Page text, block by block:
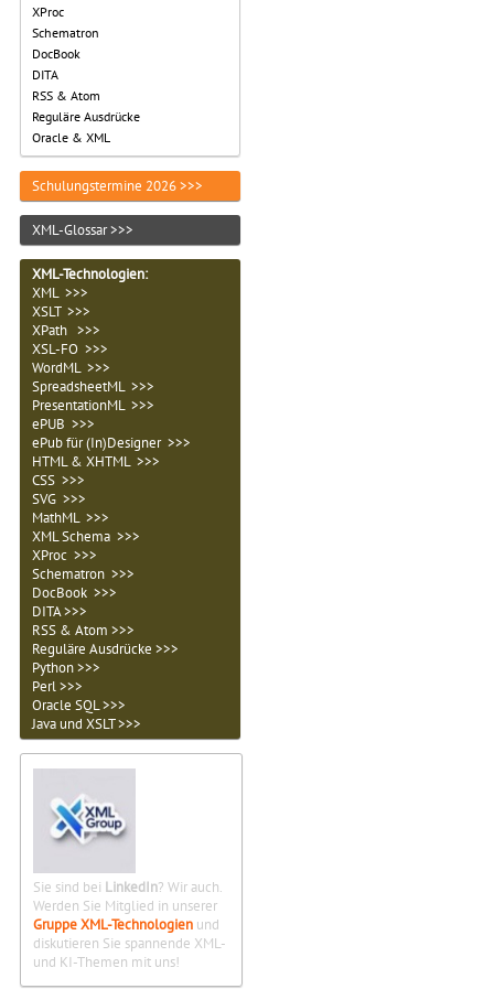
XProc
Schematron
DocBook
DITA
RSS & Atom
Reguläre Ausdrücke
Oracle & XML
Schulungstermine 2026 >>>
XML-Glossar >>>
XML-Technologien:
XML >>>
XSLT >>>
XPath >>>
XSL-FO >>>
WordML >>>
SpreadsheetML >>>
PresentationML >>>
ePUB >>>
ePub für (In)Designer >>>
HTML & XHTML >>>
CSS >>>
SVG >>>
MathML >>>
XML Schema >>>
XProc >>>
Schematron >>>
DocBook >>>
DITA >>>
RSS & Atom >>>
Reguläre Ausdrücke >>>
Python >>>
Perl >>>
Oracle SQL >>>
Java und XSLT >>>
Sie sind bei LinkedIn? Wir auch.
Werden Sie Mitglied in unserer
Gruppe XML-Technologien und
diskutieren Sie spannende XML-
und KI-Themen mit uns!